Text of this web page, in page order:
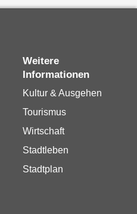
Weitere
Informationen
Kultur & Ausgehen
Tourismus
Wirtschaft
Stadtleben
Stadtplan